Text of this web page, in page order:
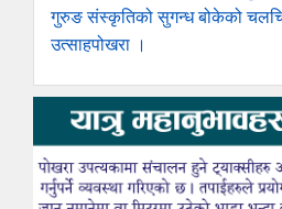
गुरुङ संस्कृतिको सुगन्ध बोकेको
उत्साहपोखरा ।